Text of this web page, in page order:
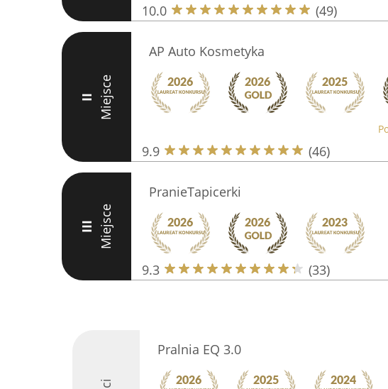
10.0 (49)
II Miejsce
AP Auto Kosmetyka
9.9 (46)
III Miejsce
PranieTapicerki
9.3 (33)
Pralnia EQ 3.0